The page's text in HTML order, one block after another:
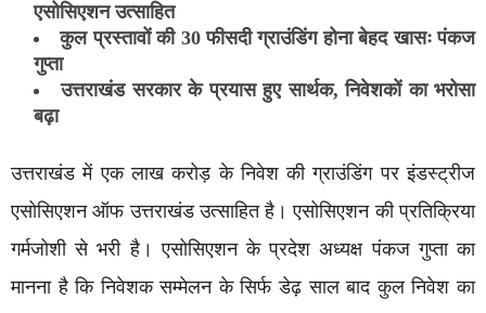
एसोसिएशन उत्साहित
कुल प्रस्तावों की 30 फीसदी ग्राउंडिंग होना बेहद खासः पंकज
गुप्ता
उत्तराखंड सरकार के प्रयास हुए सार्थक, निवेशकों का भरोसा
बढ़ा
उत्तराखंड में एक लाख करोड़ के निवेश की ग्राउंडिंग पर इंडस्ट्रीज
एसोसिएशन ऑफ उत्तराखंड उत्साहित है। एसोसिएशन की प्रतिक्रिया
गर्मजोशी से भरी है। एसोसिएशन के प्रदेश अध्यक्ष पंकज गुप्ता का
मानना है कि निवेशक सम्मेलन के सिर्फ डेढ़ साल बाद कुल निवेश का